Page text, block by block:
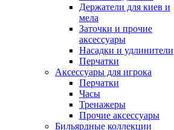
Держатели для киев и
мела
Заточки и прочие
аксессуары
Насадки и удлинители
Перчатки
Аксессуары для игрока
Перчатки
Часы
Тренажеры
Прочие аксессуары
Бильярдные коллекции